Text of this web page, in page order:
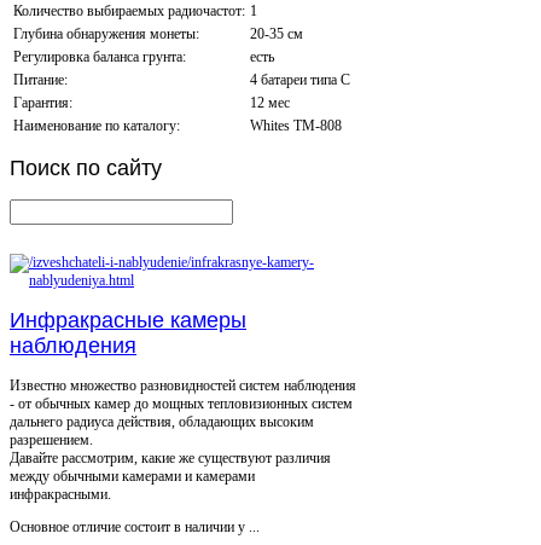
Количество выбираемых радиочастот: 1
Глубина обнаружения монеты:
20-35 см
Регулировка баланса грунта:
есть
Питание:
4 батареи типа C
Гарантия:
12 мес
Наименование по каталогу:
Whites TM-808
Поиск по сайту
Инфракрасные камеры
наблюдения
Известно множество разновидностей систем наблюдения
- от обычных камер до мощных тепловизионных систем
дальнего радиуса действия, обладающих высоким
разрешением.
Давайте рассмотрим, какие же существуют различия
между обычными камерами и камерами
инфракрасными.
Основное отличие состоит в наличии у ...